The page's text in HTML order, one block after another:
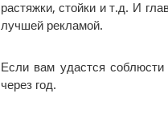
растяжки, стойки и т.д. И
лучшей рекламой.
Если вам удастся
через год.